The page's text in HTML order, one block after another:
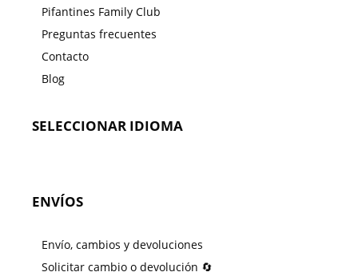
Pifantines Family Club
Preguntas frecuentes
Contacto
Blog
SELECCIONAR IDIOMA
ENVÍOS
Envío, cambios y devoluciones
Solicitar cambio o devolución 🔄